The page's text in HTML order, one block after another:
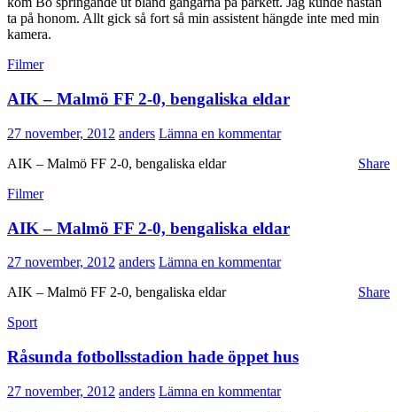
ta på honom. Allt gick så fort så min assistent hängde inte med min
kamera.
Filmer
AIK – Malmö FF 2-0, bengaliska eldar
27 november, 2012 anders Lämna en kommentar
Share
AIK – Malmö FF 2-0, bengaliska eldar
Filmer
AIK – Malmö FF 2-0, bengaliska eldar
27 november, 2012 anders Lämna en kommentar
Share
AIK – Malmö FF 2-0, bengaliska eldar
Sport
Råsunda fotbollsstadion hade öppet hus
27 november, 2012 anders Lämna en kommentar